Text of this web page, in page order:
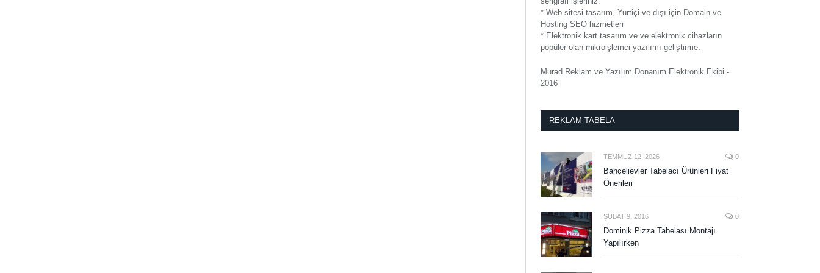
* Web sitesi tasarım, Yurtiçi ve dışı için Domain ve
Hosting SEO hizmetleri
* Elektronik kart tasarım ve ve elektronik cihazların
popüler olan mikroişlemci yazılımı geliştirme.
Murad Reklam ve Yazılım Donanım Elektronik Ekibi -
2016
REKLAM TABELA
TEMMUZ 12, 2026 0
Bahçelievler Tabelacı Ürünleri Fiyat
Önerileri
ŞUBAT 9, 2016 0
Dominik Pizza Tabelası Montajı
Yapılırken